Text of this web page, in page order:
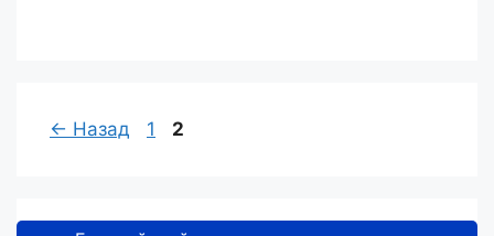
← Назад Страница
1 Страница
2